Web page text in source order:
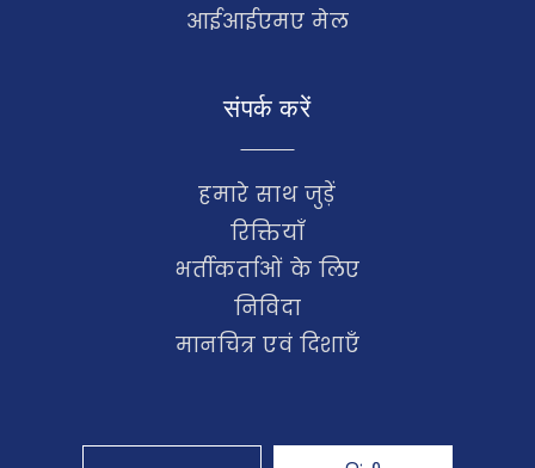
आईआईएमए मेल
संपर्क करें
हमारे साथ जुड़ें
रिक्तियाँ
भर्तीकर्ताओं के लिए
निविदा
मानचित्र एवं दिशाएँ